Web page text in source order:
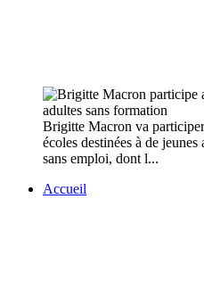
Brigitte Macron va
écoles destinées à de
sans emploi, dont l...
Accueil